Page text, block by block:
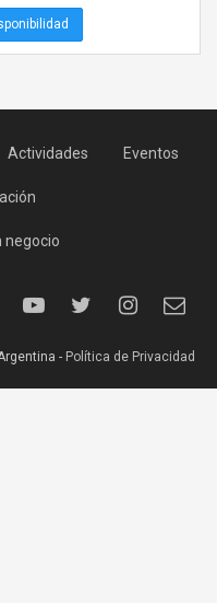
Actividades Eventos
negocio
- Política de Privacidad